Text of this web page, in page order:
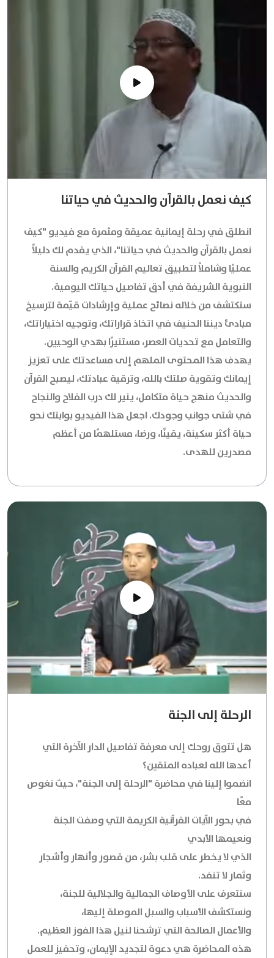
كيف نعمل بالقرآن والحديث في حياتنا
انطلق في رحلة إيمانية عميقة ومثمرة مع فيديو "كيف
نعمل بالقرآن والحديث في حياتنا"، الذي يقدم لك دليلاً
عمليًا وشاملاً لتطبيق تعاليم القرآن الكريم والسنة
النبوية الشريفة في أدق تفاصيل حياتك اليومية.
ستكتشف من خلاله نصائح عملية وإرشادات قيّمة لترسيخ
مبادئ ديننا الحنيف في اتخاذ قراراتك، وتوجيه اختياراتك،
والتعامل مع تحديات العصر، مستنيرًا بهدي الوحيين.
يهدف هذا المحتوى الملهم إلى مساعدتك على تعزيز
إيمانك وتقوية صلتك بالله، وترقية عبادتك، ليصبح القرآن
والحديث منهج حياة متكامل، ينير لك درب الفلاح والنجاح
في شتى جوانب وجودك. اجعل هذا الفيديو بوابتك نحو
حياة أكثر سكينة، يقينًا، ورضا، مستلهمًا من أعظم
مصدرين للهدى.
الرحلة إلى الجنة
هل تتوق روحك إلى معرفة تفاصيل الدار الآخرة التي
أعدها الله لعباده المتقين؟
انضموا إلينا في محاضرة "الرحلة إلى الجنة"، حيث نغوص
معًا
في بحور الآيات القرآنية الكريمة التي وصفت الجنة
ونعيمها الأبدي
الذي لا يخطر على قلب بشر، من قصور وأنهار وأشجار
وثمار لا تنفد.
سنتعرف على الأوصاف الجمالية والجلالية للجنة،
ونستكشف الأسباب والسبل الموصلة إليها،
والأعمال الصالحة التي ترشحنا لنيل هذا الفوز العظيم.
هذه المحاضرة هي دعوة لتجديد الإيمان، وتحفيز للعمل